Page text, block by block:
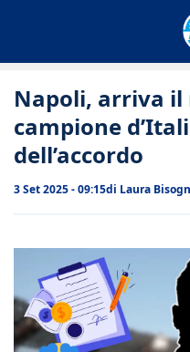
Napoli, arriva il
campione
dell’accordo
3 Set 2025 - 09:15di Laura